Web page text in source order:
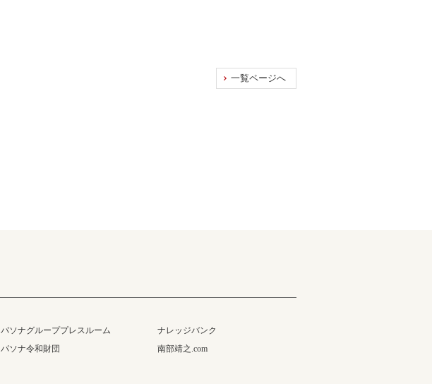
一覧ページへ
パソナグループプレスルーム
ナレッジバンク
パソナ令和財団 南部靖之.com